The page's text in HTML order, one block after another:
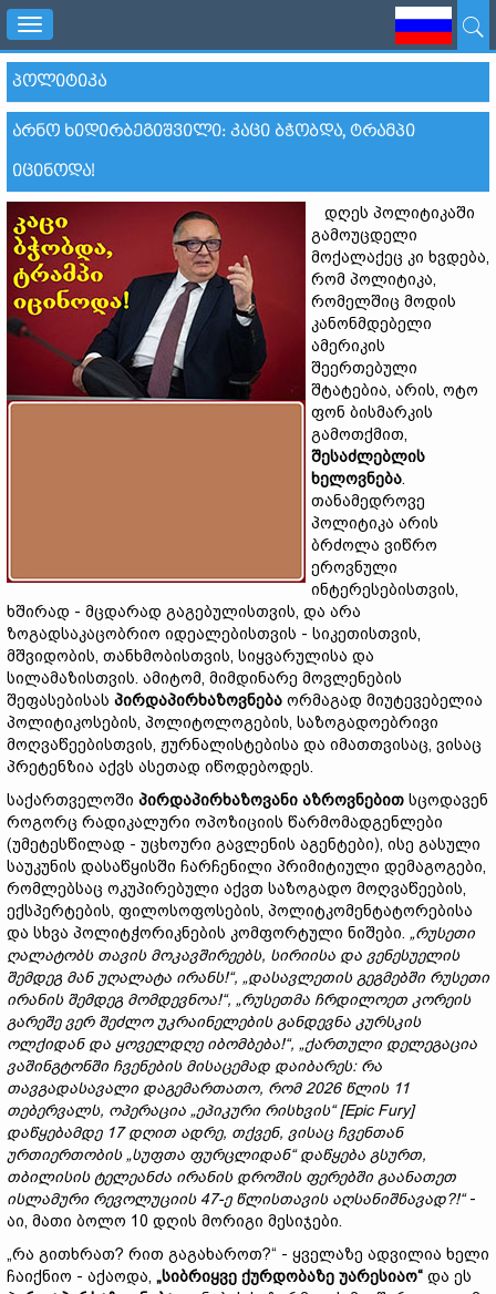
Toggle
navigation
ᲞᲝᲚᲘᲢᲘᲙᲐ
ᲐᲠᲜᲝ ᲮᲘᲓᲘᲠᲑᲔᲒᲘᲨᲕᲘᲚᲘ: ᲙᲐᲪᲘ ᲑᲭᲝᲑᲓᲐ, ᲢᲠᲐᲛᲞᲘ
ᲘᲪᲘᲜᲝᲓᲐ!
დღეს პოლიტიკაში
გამოუცდელი
მოქალაქეც კი ხვდება,
რომ პოლიტიკა,
რომელშიც მოდის
კანონმდებელი
ამერიკის
შეერთებული
შტატებია, არის, ოტო
ფონ ბისმარკის
გამოთქმით,
შესაძლებლის
ხელოვნება.
თანამედროვე
პოლიტიკა არის
ბრძოლა ვიწრო
ეროვნული
ინტერესებისთვის,
ხშირად - მცდარად გაგებულისთვის, და არა
ზოგადსაკაცობრიო იდეალებისთვის - სიკეთისთვის,
მშვიდობის, თანხმობისთვის, სიყვარულისა და
სილამაზისთვის. ამიტომ, მიმდინარე მოვლენების
შეფასებისას პირდაპირხაზოვნება ორმაგად მიუტევებელია
პოლიტიკოსების, პოლიტოლოგების, საზოგადოებრივი
მოღვაწეებისთვის, ჟურნალისტებისა და იმათთვისაც, ვისაც
პრეტენზია აქვს ასეთად იწოდებოდეს.
საქართველოში პირდაპირხაზოვანი აზროვნებით სცოდავენ
როგორც რადიკალური ოპოზიციის წარმომადგენლები
(უმეტესწილად - უცხოური გავლენის აგენტები), ისე გასული
საუკუნის დასაწყისში ჩარჩენილი პრიმიტიული დემაგოგები,
რომლებსაც ოკუპირებული აქვთ საზოგადო მოღვაწეების,
ექსპერტების, ფილოსოფოსების, პოლიტკომენტატორებისა
და სხვა პოლიტჭორიკნების კომფორტული ნიშები. „რუსეთი
ღალატობს თავის მოკავშირეებს, სირიისა და ვენესუელის
შემდეგ მან უღალატა ირანს!“, „დასავლეთის გეგმებში რუსეთი
ირანის შემდეგ მომდევნოა!“, „რუსეთმა ჩრდილოეთ კორეის
გარეშე ვერ შეძლო უკრაინელების განდევნა კურსკის
ოლქიდან და ყოველდღე იბომბება!“, „ქართული დელეგაცია
ვაშინგტონში ჩვენების მისაცემად დაიბარეს: რა
თავგადასავალი დაგემართათო, რომ 2026 წლის 11
თებერვალს, ოპერაცია „ეპიკური რისხვის“ [Epic Fury]
დაწყებამდე 17დღით ადრე, თქვენ, ვისაც ჩვენთან
ურთიერთობის „სუფთა ფურცლიდან“დაწყება გსურთ,
თბილისის ტელეანძა ირანის დროშის ფერებში გაანათეთ
ისლამური რევოლუციის 47-ე წლისთავის აღსანიშნავად?!“-
აი, მათი ბოლო 10 დღის მორიგი მესიჯები.
„რა გითხრათ? რით გაგახაროთ?“ - ყველაზე ადვილია ხელი
ჩაიქნიო - აქაოდა, „სიბრიყვე ქურდობაზე უარესიაო“ და ეს